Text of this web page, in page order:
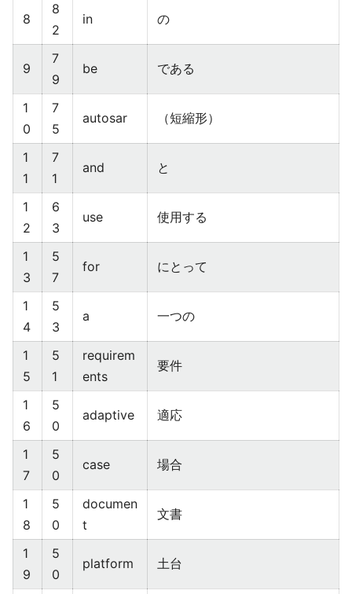
8
8
2
in の
9
7
9
be である
1
0
7
5
autosar （短縮形）
1
1
7
1
and と
1
2
6
3
use 使用する
1
3
5
7
for にとって
1
4
5
3
a 一つの
1
5
5
1
requirem
ents
要件
1
6
5
0
adaptive 適応
1
7
5
0
case 場合
1
8
5
0
documen
t
文書
1
9
5
0
platform 土台